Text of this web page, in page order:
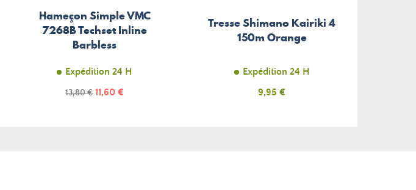
Hameçon Simple VMC
7268B Techset Inline
Barbless
Expédition 24 H
Prix
13,80 € Prix
11,60 €
Tresse Shimano Kairiki 4
150m Orange
Expédition 24 H
Prix
9,95 €